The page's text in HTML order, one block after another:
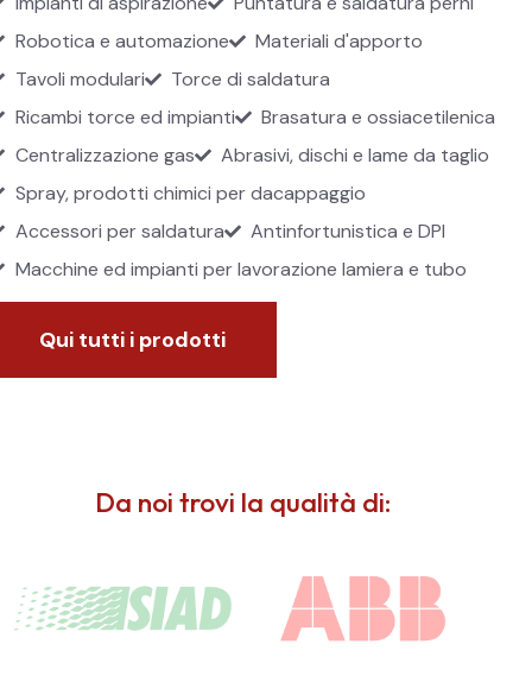
Robotica e automazione
Materiali d'apporto
Tavoli modulari
Torce di saldatura
Ricambi torce ed impianti
Brasatura e ossiacetilenica
Centralizzazione gas
Abrasivi, dischi e lame da taglio
Spray, prodotti chimici per dacappaggio
Accessori per saldatura
Antinfortunistica e DPI
Macchine ed impianti per lavorazione lamiera e tubo
Qui tutti i prodotti
Da noi trovi la qualità di: